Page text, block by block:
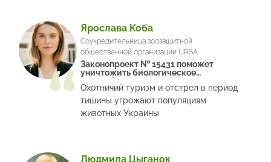
Ярослава Коба
Соучредительница зоозащитной
общественной организации URSA
Законопроект № 15431 поможет
уничтожить биологическое
разнообразие
Охотничий туризм и отстрел в период
тишины угрожают популяциям
животных Украины
Людмила Цыганок